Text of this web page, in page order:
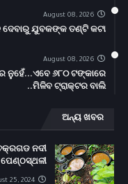
August 08, 2026
ଯୁବକଙ୍କ ତଣ୍ଟି କଟା
August 08, 2026
ନୁହେଁ...ଏବେ ୬୮୦ ଟଙ୍କାରେ
ମିଳିବ ଟ୍ରାକ୍ଟର ବାଲି..
ଅନ୍ୟ ଖବର
ନଦୀ
ପେଣ୍ଠସ୍ଥଳୀ
25, 2024